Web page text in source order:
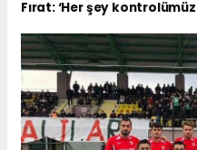
Fırat: ‘Her şey